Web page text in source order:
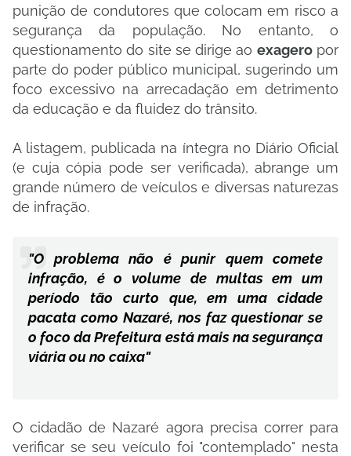
punição de condutores que colocam em risco a
segurança da população. No entanto, o
questionamento do site se dirige ao exageropor
parte do poder público municipal, sugerindo um
foco excessivo na arrecadação em detrimento
da educação e da fluidez do trânsito.
​A listagem, publicada na íntegra no Diário Oficial
(e cuja cópia pode ser verificada), abrange um
grande número de veículos e diversas naturezas
de infração.
​"O problema não é punir quem comete
infração, é o volume de multas em um
período tão curto que, em uma cidade
pacata como Nazaré, nos faz questionar se
o foco da Prefeitura está mais na segurança
viária ou no caixa"
​O cidadão de Nazaré agora precisa correr para
verificar se seu veículo foi "contemplado" nesta